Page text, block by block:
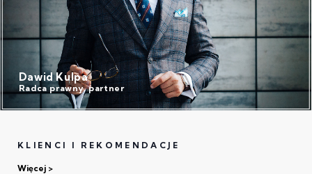
Dawid Kulpa
Radca prawny, partner
KLIENCI I REKOMENDACJE
Więcej